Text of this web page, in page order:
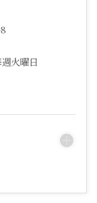
火曜日